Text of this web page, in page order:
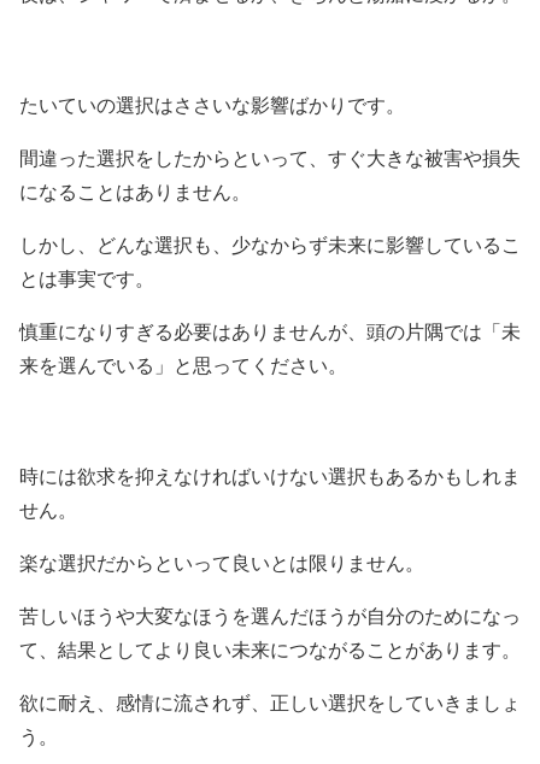
たいていの選択はささいな影響ばかりです。
間違った選択をしたからといって、すぐ大きな被害や損失
になることはありません。
しかし、どんな選択も、少なからず未来に影響しているこ
とは事実です。
慎重になりすぎる必要はありませんが、頭の片隅では「未
来を選んでいる」と思ってください。
時には欲求を抑えなければいけない選択もあるかもしれま
せん。
楽な選択だからといって良いとは限りません。
苦しいほうや大変なほうを選んだほうが自分のためになっ
て、結果としてより良い未来につながることがあります。
欲に耐え、感情に流されず、正しい選択をしていきましょ
う。